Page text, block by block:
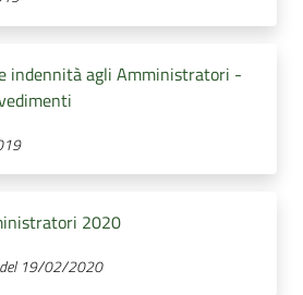
indennità agli Amministratori -
2020
del 19/02/2020